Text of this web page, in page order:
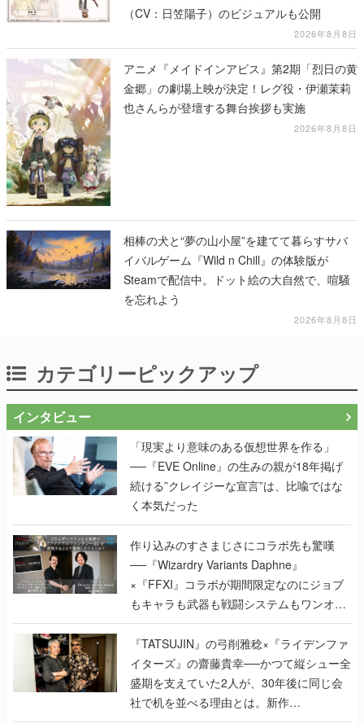
（CV：日笠陽子）のビジュアルも公開
2026年8月8日
アニメ『メイドインアビス』第2期「烈日の黄
金郷」の劇場上映が決定！レグ役・伊瀬茉莉
也さんらが登壇する舞台挨拶も実施
2026年8月8日
相棒の犬と“夢の山小屋”を建てて暮らすサバ
イバルゲーム『Wild n Chill』の体験版が
Steamで配信中。ドット絵の大自然で、喧騒
を忘れよう
2026年8月8日
カテゴリーピックアップ
インタビュー
「現実より意味のある仮想世界を作る」
──『EVE Online』の生みの親が18年掲げ
続ける”クレイジーな宣言”は、比喩ではな
く本気だった
作り込みのすさまじさにコラボ先も驚嘆
──『Wizardry Variants Daphne』
×『FFXI』コラボが期間限定なのにジョブ
もキャラも武器も戦闘システムもワンオフ
で作り込まれた理由を両ディレクターに聞
く
『TATSUJIN』の弓削雅稔×『ライデンファ
イターズ』の齋藤貴幸──かつて縦シュー全
盛期を支えていた2人が、30年後に同じ会
社で机を並べる理由とは。新作